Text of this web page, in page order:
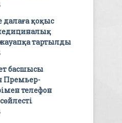
далаға қоқыс
тартылды
басшысы
Премьер-
телефон